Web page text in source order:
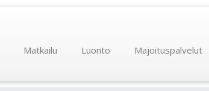
Matkailu Luonto Majoituspalvelut